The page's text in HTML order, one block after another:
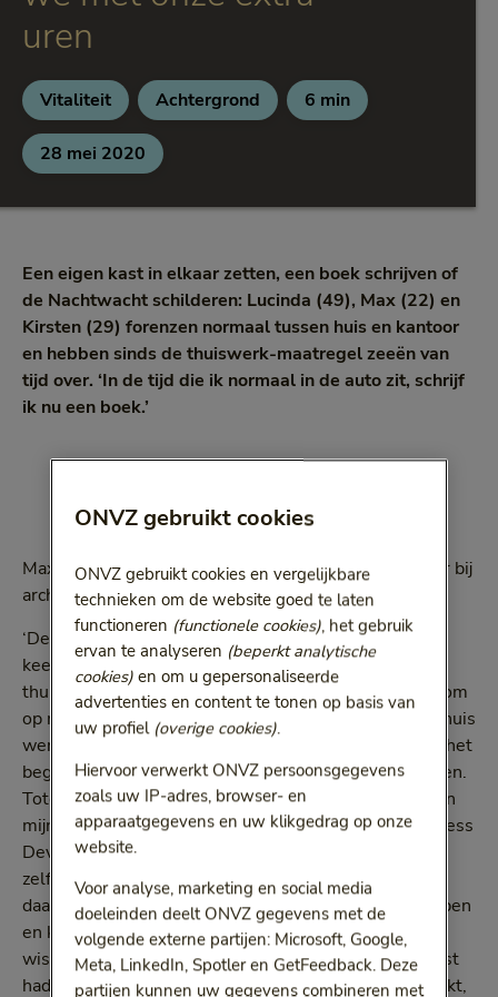
uren
Categorie:
Vitaliteit Categorie:
Achtergrond Leestijd:
6 min6 minuten
28 mei 2020
Een eigen kast in elkaar zetten, een boek schrijven of
de Nachtwacht schilderen: Lucinda (49), Max (22) en
Kirsten (29) forenzen normaal tussen huis en kantoor
en hebben sinds de thuiswerk-maatregel zeeën van
tijd over. ‘In de tijd die ik normaal in de auto zit, schrijf
ik nu een boek.’
Max Petit (22) uit Breda is Junior Business Developer bij
architectenbureauCity Foerster.
‘De fiets, de trein en het pontje: ik gebruikte ze twee
keer per dag, vijf dagen per week. Voordat we gingen
thuiswerken, deed ik er gemiddeld 50 minuten over om
op mijn werk in Rotterdam te komen. Doordat ik nu thuis
werk en die reistijd wegvalt, heb ik veel vrije uren. In het
begin was het zoeken naar hoe ik die tijd wilde invullen.
Totdat ik bedacht dat ik nog een kast nodig had voor in
mijn huis. Mijn functie bij City Foerster is Junior Business
Developer, maar het leek me een leuke uitdaging om
zelf een keer iets te gaan ontwerpen en ook
daadwerkelijk te bouwen. Ik ben me erin gaan verdiepen
en kwam erachter dat ik tot mijn verbazing vrij weinig
wist over hoe meubels in elkaar steken. Voor mijn kast
had ik binnen een mum van tijd pallets op de kop getikt,
ONVZ gebruikt cookies
ONVZ gebruikt cookies en vergelijkbare
technieken om de website goed te laten
functioneren (functionele cookies), het gebruik
ervan te analyseren (beperkt analytische
cookies)en om u gepersonaliseerde
advertenties en content te tonen op basis van
uw profiel (overige cookies).
Hiervoor verwerkt ONVZ persoonsgegevens
zoals uw IP-adres, browser- en
apparaatgegevens en uw klikgedrag op onze
website.
Voor analyse, marketing en social media
doeleinden deelt ONVZ gegevens met de
volgende externe partijen: Microsoft, Google,
Meta, LinkedIn, Spotler en GetFeedback. Deze
partijen kunnen uw gegevens combineren met